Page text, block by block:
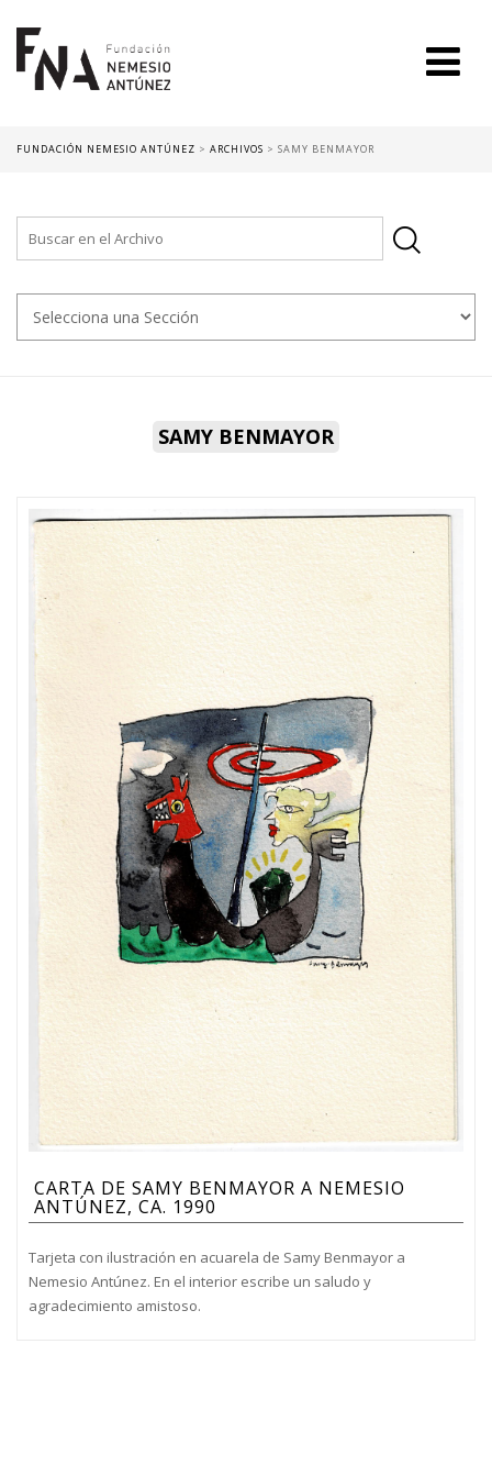
FUNDACIÓN NEMESIO ANTÚNEZ > ARCHIVOS > SAMY BENMAYOR
SAMY BENMAYOR
CARTA DE SAMY BENMAYOR A NEMESIO
ANTÚNEZ, CA. 1990
Tarjeta con ilustración en acuarela de Samy Benmayor a
Nemesio Antúnez. En el interior escribe un saludo y
agradecimiento amistoso.